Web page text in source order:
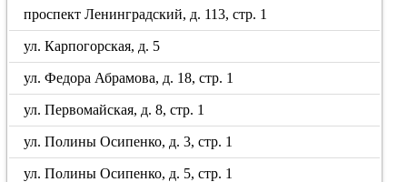
проспект Ленинградский, д. 113, стр. 1
ул. Карпогорская, д. 5
ул. Федора Абрамова, д. 18, стр. 1
ул. Первомайская, д. 8, стр. 1
ул. Полины Осипенко, д. 3, стр. 1
ул. Полины Осипенко, д. 5, стр. 1